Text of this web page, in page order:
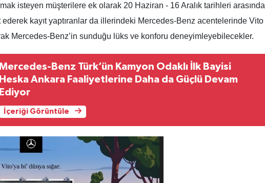
isteyen müşterilere ek olarak 20 Haziran - 16 Aralık tarihleri arasında
ederek kayıt yaptıranlar da illerindeki Mercedes-Benz acentelerinde Vito
Mercedes-Benz’in sunduğu lüks ve konforu deneyimleyebilecekler.
Benz Türk’ün Kamyon Odaklı İlk Bayisi
Heska Ankara Faaliyetlerine Daha da Güçlü Devam
Ediyor
İçeriği Görüntüle